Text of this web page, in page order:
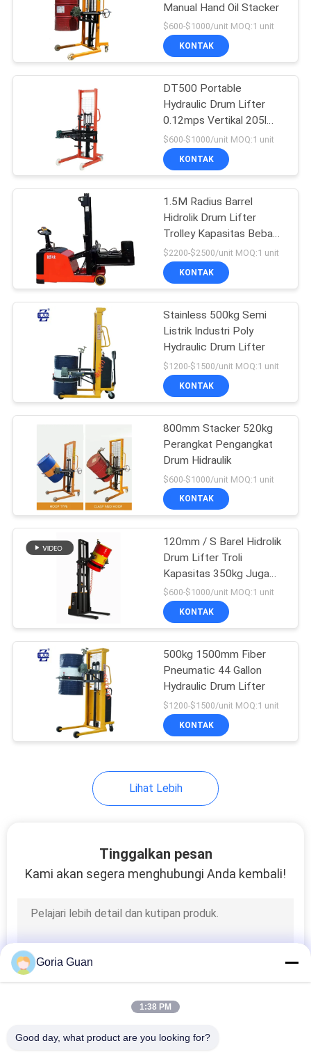
PERMINTAAN
PENAWARAN
SITEMAP
PRIVACY
POLICY
Manual Hand Oil Stacker
$600-$1000/unit MOQ:1 unit
KONTAK
DT500 Portable
Hydraulic Drum Lifter
0.12mps Vertikal 205l
Handling Cart
$600-$1000/unit MOQ:1 unit
KONTAK
1.5M Radius Barrel
Hidrolik Drum Lifter
Trolley Kapasitas Beban
500kg
$2200-$2500/unit MOQ:1 unit
KONTAK
Stainless 500kg Semi
Listrik Industri Poly
Hydraulic Drum Lifter
$1200-$1500/unit MOQ:1 unit
KONTAK
800mm Stacker 520kg
Perangkat Pengangkat
Drum Hidraulik
$600-$1000/unit MOQ:1 unit
KONTAK
120mm / S Barel Hidrolik
Drum Lifter Troli
Kapasitas 350kg Juga
Untuk Barel
$600-$1000/unit MOQ:1 unit
KONTAK
500kg 1500mm Fiber
Pneumatic 44 Gallon
Hydraulic Drum Lifter
$1200-$1500/unit MOQ:1 unit
KONTAK
Lihat Lebih
Tinggalkan pesan
Kami akan segera menghubungi Anda kembali!
Goria Guan
1:38 PM
Good day, what product are you looking for?